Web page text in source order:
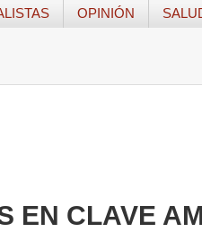
OPINIÓN
EN CLAVE